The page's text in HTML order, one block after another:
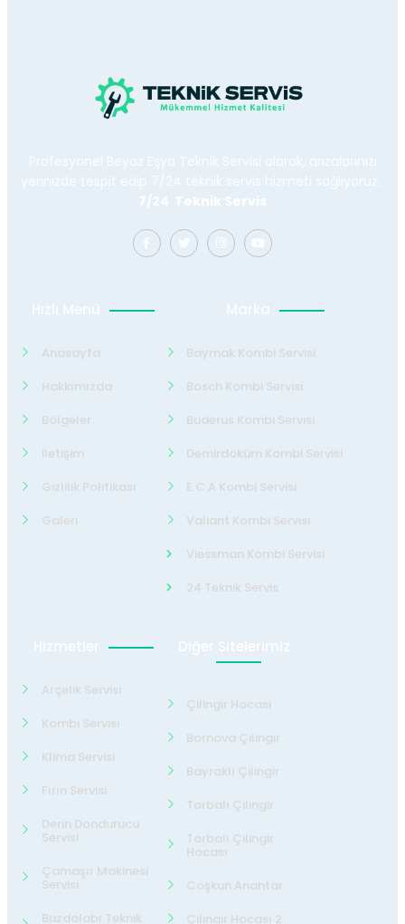
Profesyonel Beyaz Eşya Teknik Servisi olarak, arızalarınızı
yerinizde tespit edip 7/24 teknik servis hizmeti sağlıyoruz.
7/24 Teknik Servis
Hızlı Menü
Anasayfa
Hakkımızda
Bölgeler
İletişim
Gizlilik Politikası
Galeri
Marka
Baymak Kombi Servisi
Bosch Kombi Servisi
Buderus Kombi Servisi
Demirdöküm Kombi Servisi
E.C.A Kombi Servisi
Valiant Kombi Servisi
Viessman Kombi Servisi
24 Teknik Servis
Hizmetler
Arçelik Servisi
Kombi Servisi
Klima Servisi
Fırın Servisi
Derin Dondurucu
Servisi
Çamaşır Makinesi
Servisi
Buzdolabı Teknik
Diğer Sitelerimiz
Çilingir Hocası
Bornova Çilingir
Bayraklı Çilingir
Torbalı Çilingir
Torbalı Çilingir
Hocası
Coşkun Anahtar
Çilingir Hocası 2